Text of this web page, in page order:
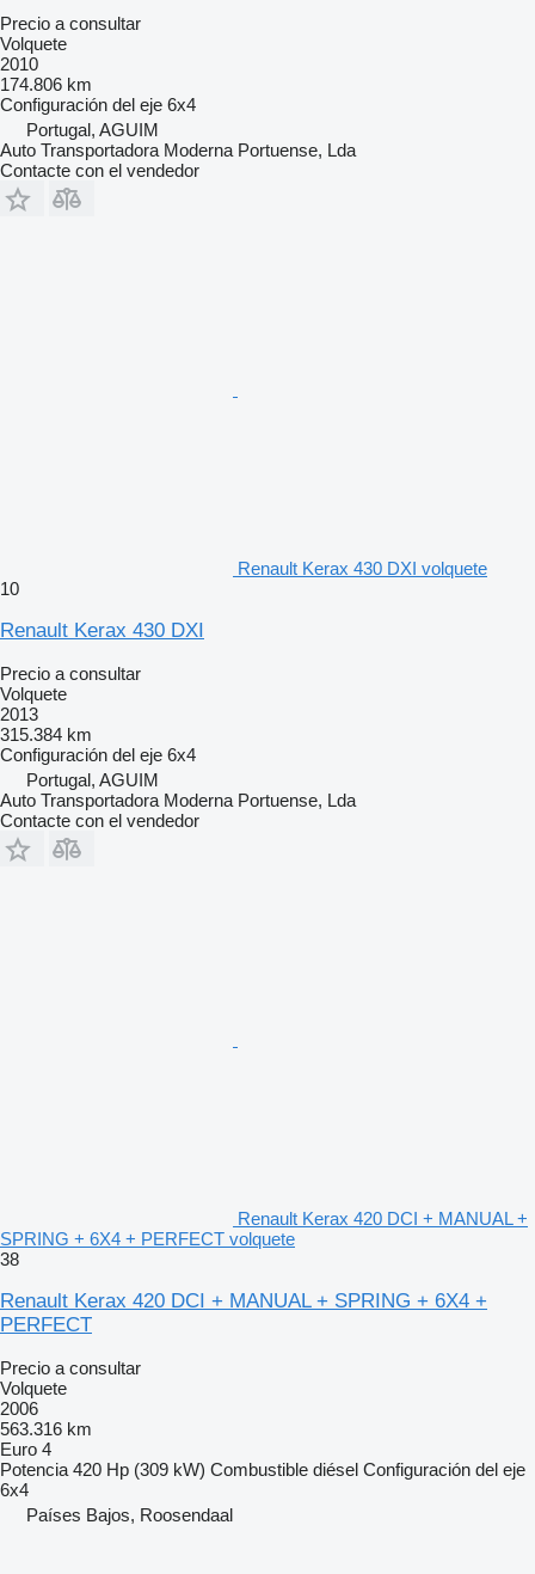
Precio a consultar
Volquete
2010
174.806 km
Configuración del eje 6x4
Portugal, AGUIM
Auto Transportadora Moderna Portuense, Lda
Contacte con el vendedor
Renault Kerax 430 DXI volquete
10
Renault Kerax 430 DXI
Precio a consultar
Volquete
2013
315.384 km
Configuración del eje 6x4
Portugal, AGUIM
Auto Transportadora Moderna Portuense, Lda
Contacte con el vendedor
Renault Kerax 420 DCI + MANUAL +
SPRING + 6X4 + PERFECT volquete
38
Renault Kerax 420 DCI + MANUAL + SPRING + 6X4 +
PERFECT
Precio a consultar
Volquete
2006
563.316 km
Euro 4
Potencia 420 Hp (309 kW) Combustible diésel Configuración del eje
6x4
Países Bajos, Roosendaal